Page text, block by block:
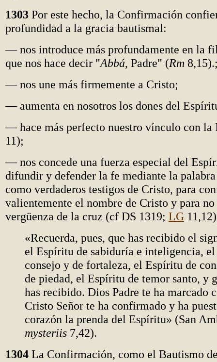
1303 Por este hecho, la Confirmación
profundidad a la gracia bautismal:
— nos introduce más profundamente en la
que nos hace decir "Abbá, Padre" (Rm
— nos une más firmemente a Cristo;
— aumenta en nosotros los dones del
— hace más perfecto nuestro vínculo con
11);
— nos concede una fuerza especial del
difundir y defender la fe mediante la
como verdaderos testigos de Cristo, para
valientemente el nombre de Cristo y para
vergüenza de la cruz (cf DS 1319; LG
«Recuerda, pues, que has recibido el
el Espíritu de sabiduría e inteligencia,
consejo y de fortaleza, el Espíritu de
de piedad, el Espíritu de temor santo, y
has recibido. Dios Padre te ha marcado
Cristo Señor te ha confirmado y ha
corazón la prenda del Espíritu» (San
mysteriis 7,42).
1304 La Confirmación, como el Bautismo